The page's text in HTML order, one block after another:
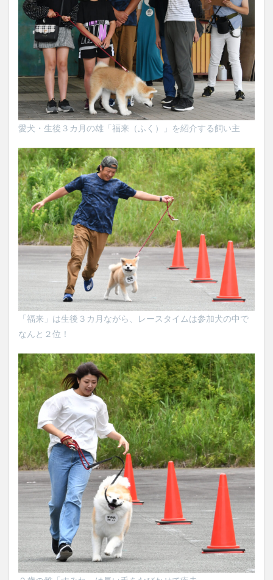
愛犬・生後３カ月の雄「福来（ふく）」を紹介する飼い主
「福来」は生後３カ月ながら、レースタイムは参加犬の中で
なんと２位！